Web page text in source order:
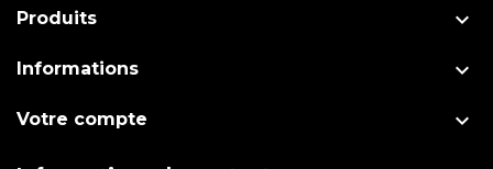
Produits 
Informations 
Votre compte 